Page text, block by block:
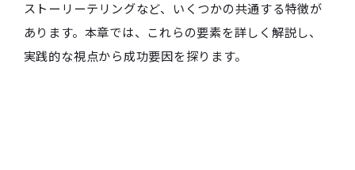
ストーリーテリングなど、いくつかの共通する特徴が
あります。本章では、これらの要素を詳しく解説し、
実践的な視点から成功要因を探ります。